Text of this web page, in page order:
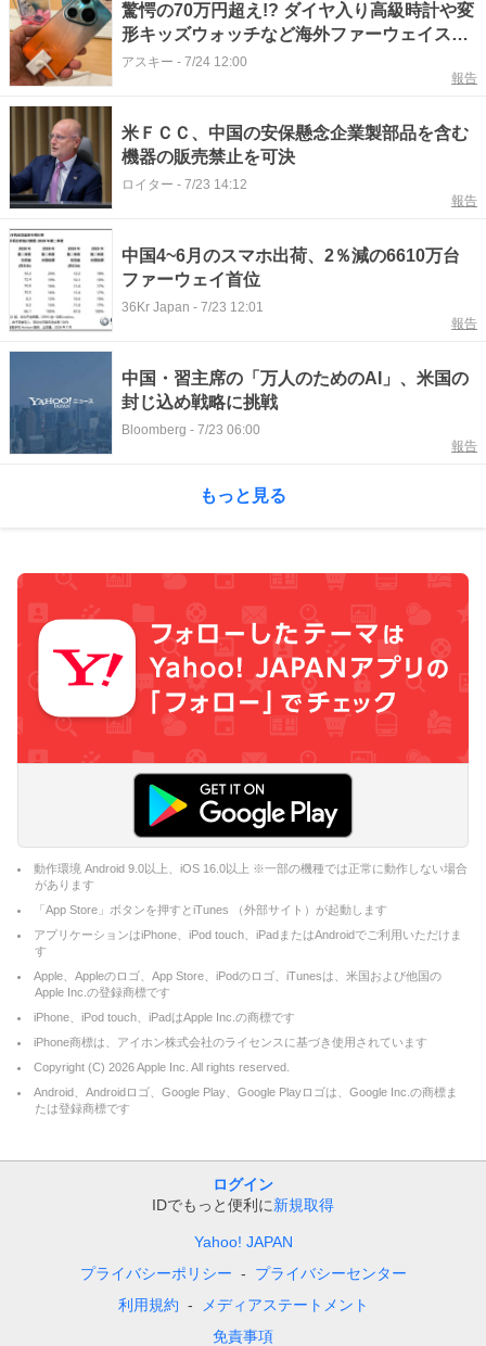
驚愕の70万円超え!? ダイヤ入り高級時計や変
形キッズウォッチなど海外ファーウェイスト
アがカオスだった
アスキー - 7/24 12:00
報告
米ＦＣＣ、中国の安保懸念企業製部品を含む
機器の販売禁止を可決
ロイター - 7/23 14:12
報告
中国4~6月のスマホ出荷、2％減の6610万台
ファーウェイ首位
36Kr Japan - 7/23 12:01
報告
中国・習主席の「万人のためのAI」、米国の
封じ込め戦略に挑戦
Bloomberg - 7/23 06:00
報告
もっと見る
動作環境 Android 9.0以上、iOS 16.0以上 ※一部の機種では正常に動作しない場合
があります
「App Store」ボタンを押すとiTunes （外部サイト）が起動します
アプリケーションはiPhone、iPod touch、iPadまたはAndroidでご利用いただけま
す
Apple、Appleのロゴ、App Store、iPodのロゴ、iTunesは、米国および他国の
Apple Inc.の登録商標です
iPhone、iPod touch、iPadはApple Inc.の商標です
iPhone商標は、アイホン株式会社のライセンスに基づき使用されています
Copyright (C) 2026Apple Inc. All rights reserved.
Android、Androidロゴ、Google Play、Google Playロゴは、Google Inc.の商標ま
たは登録商標です
ログイン
IDでもっと便利に新規取得
Yahoo! JAPAN
プライバシーポリシー
プライバシーセンター
利用規約
メディアステートメント
免責事項